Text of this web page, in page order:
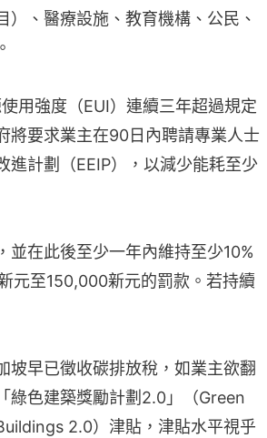
、醫療設施、教育機構、公民、
用強度（EUI）連續三年超過規定
將要求業主在90日內聘請專業人士
進計劃（EEIP），以減少能耗至少
並在此後至少一年內維持至少10%
元至150,000新元的罰款。若持續
坡早已徵收碳排放稅，如業主欲翻
綠色建築獎勵計劃2.0」（Green
2.0）津貼，津貼水平視乎